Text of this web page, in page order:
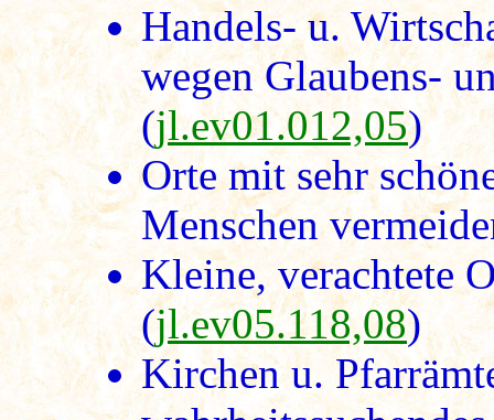
Handels- u.
wegen Glaubens-
(jl.ev01.012,05)
Orte mit sehr
Menschen
Kleine, verachtete
(jl.ev05.118,08)
Kirchen u.